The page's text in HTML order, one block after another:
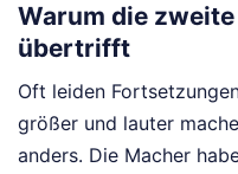
Warum die
übertrifft
Oft leiden
größer und lauter
anders. Die Macher